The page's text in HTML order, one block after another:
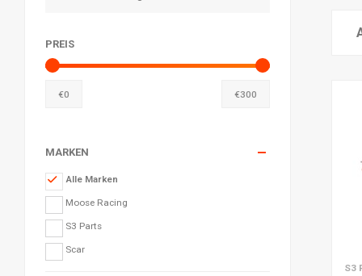
PREIS
€0 €300
MARKEN
Alle Marken
Moose Racing
S3 Parts
Scar
S3